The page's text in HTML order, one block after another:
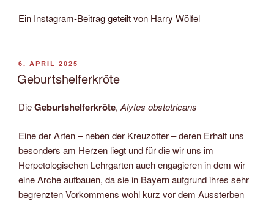
Ein Instagram-Beitrag geteilt von Harry Wölfel
VERÖFFENTLICHT
AM
6. APRIL 2025
Geburtshelferkröte
DieGeburtshelferkröte,Alytes obstetricans
Eine der Arten – neben der Kreuzotter – deren Erhalt uns
besonders am Herzen liegt und für die wir uns im
Herpetologischen Lehrgarten auch engagieren in dem wir
eine Arche aufbauen, da sie in Bayern aufgrund ihres sehr
begrenzten Vorkommens wohl kurz vor dem Aussterben